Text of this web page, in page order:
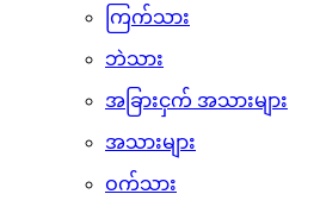
လှီး/ ဖြတ်ပြီးအသီးအနှံများ
ကြက်သား၊ ဘဲသားများ
ကြက်သား
ဘဲသား
အခြားငှက် အသားများ